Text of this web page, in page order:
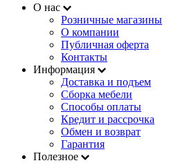
О нас
Розничные магазины
О компании
Публичная оферта
Контакты
Информация
Доставка и подъем
Сборка мебели
Способы оплаты
Кредит и рассрочка
Обмен и возврат
Гарантия
Полезное